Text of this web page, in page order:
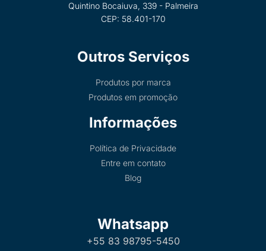
Quintino Bocaiuva, 339 - Palmeira
CEP: 58.401-170
Outros Serviços
Produtos por marca
Produtos em promoção
Informações
Política de Privacidade
Entre em contato
Blog
Whatsapp
+55 83 98795-5450